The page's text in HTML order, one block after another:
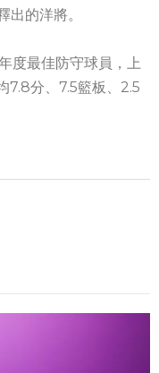
的洋將。
度最佳防守球員，上
7.8分、7.5籃板、2.5